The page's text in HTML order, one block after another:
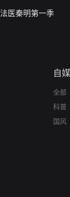
法医秦明第一季
自
全部
科普
国风